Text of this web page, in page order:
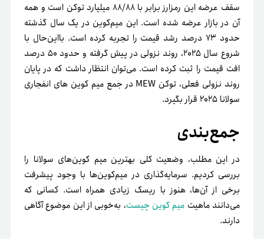
سقف عرضه این رمزارز برابر با ۸۸/۸۸ میلیارد توکن است و همه
آن در بازار عرضه شده است. این میم‌کوین در یک سال گذشته
حدود ۷۳ درصد رشد قیمت را تجربه کرده است. بااین‌حال با
شروع سال ۲۰۲۵، روند نزولی در پیش گرفته و حدود ۵۰ درصد
افت قیمت را ثبت کرده است. می‌توان انتظار داشت که در پایان
روند نزولی فعلی، توکن MEW در جمع میم کوین های انفجاری
سولانا ۲۰۲۵ قرار بگیرد.
جمع‌بندی
در این مطلب، وضعیت کلی بهترین میم کوین‌های سولانا را
بررسی کردیم. سرمایه‌گذاری در میم‌کوین‌ها با وجود پیشرفت
برخی از آن‌ها، هنوز با ریسک زیادی همراه است. کسانی که
می‌دانند ماهیت میم کوین چیست، به‌خوبی از این موضوع آگاهی
دارند.